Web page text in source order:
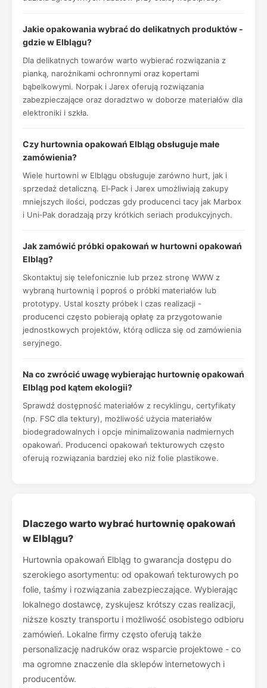
Jakie opakowania wybrać do delikatnych produktów -
gdzie w Elblągu?
Dla delikatnych towarów warto wybierać rozwiązania z
pianką, narożnikami ochronnymi oraz kopertami
bąbelkowymi. Norpak i Jarex oferują rozwiązania
zabezpieczające oraz doradztwo w doborze materiałów dla
elektroniki i szkła.
Czy hurtownia opakowań Elbląg obsługuje małe
zamówienia?
Wiele hurtowni w Elblągu obsługuje zarówno hurt, jak i
sprzedaż detaliczną. El‑Pack i Jarex umożliwiają zakupy
mniejszych ilości, podczas gdy producenci tacy jak Marbox
i Uni‑Pak doradzają przy krótkich seriach produkcyjnych.
Jak zamówić próbki opakowań w hurtowni opakowań
Elbląg?
Skontaktuj się telefonicznie lub przez stronę WWW z
wybraną hurtownią i poproś o próbki materiałów lub
prototypy. Ustal koszty próbek i czas realizacji -
producenci często pobierają opłatę za przygotowanie
jednostkowych projektów, którą odlicza się od zamówienia
seryjnego.
Na co zwrócić uwagę wybierając hurtownię opakowań
Elbląg pod kątem ekologii?
Sprawdź dostępność materiałów z recyklingu, certyfikaty
(np. FSC dla tektury), możliwość użycia materiałów
biodegradowalnych i opcje minimalizowania nadmiernych
opakowań. Producenci opakowań tekturowych często
oferują rozwiązania bardziej eko niż folie plastikowe.
Dlaczego warto wybrać hurtownię opakowań
w Elblągu?
Hurtownia opakowań Elbląg to gwarancja dostępu do
szerokiego asortymentu: od opakowań tekturowych po
folie, taśmy i rozwiązania zabezpieczające. Wybierając
lokalnego dostawcę, zyskujesz krótszy czas realizacji,
niższe koszty transportu i możliwość osobistego odbioru
zamówień. Lokalne firmy często oferują także
personalizację nadruków oraz wsparcie projektowe - co
ma ogromne znaczenie dla sklepów internetowych i
producentów.